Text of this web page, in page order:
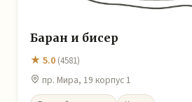
Баран и бисер
★ 5.0 (4581)
пр. Мира, 19 корпус 1